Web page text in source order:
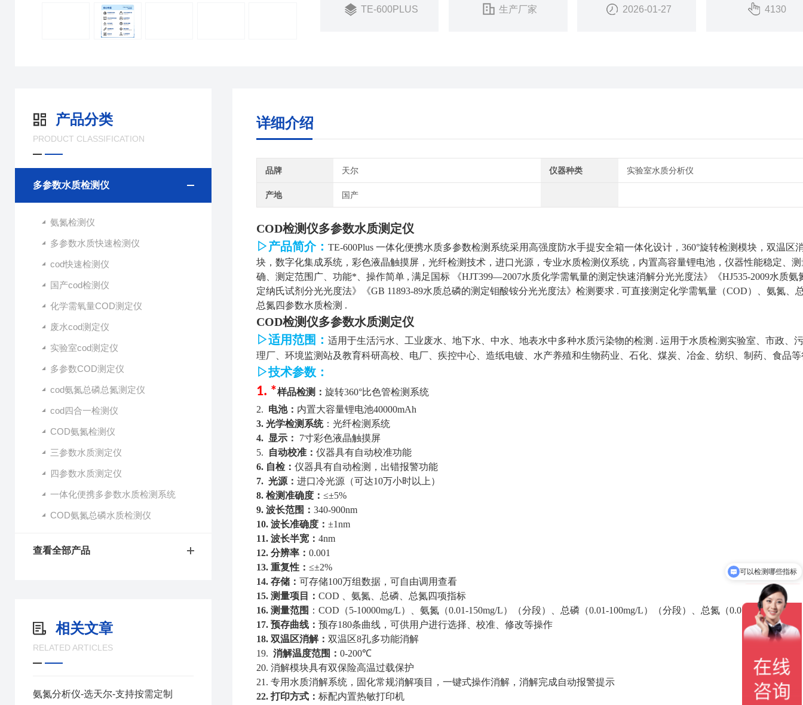
TE-600PLUS 生产厂家 2026-01-27 4130
产品分类
PRODUCT CLASSIFICATION
多参数水质检测仪
氨氮检测仪
多参数水质快速检测仪
cod快速检测仪
国产cod检测仪
化学需氧量COD测定仪
废水cod测定仪
实验室cod测定仪
多参数COD测定仪
cod氨氮总磷总氮测定仪
cod四合一检测仪
COD氨氮检测仪
三参数水质测定仪
四参数水质测定仪
一体化便携多参数水质检测系统
COD氨氮总磷水质检测仪
查看全部产品
相关文章
RELATED ARTICLES
氨氮分析仪-选天尔-支持按需定制
详细介绍
品牌 天尔 仪器种类 实验室水质分析仪
产地 国产
COD检测仪多参数水质测定仪
▷产品简介： TE-600Plus 一体化便携水质多参数检测系统采用高强度防水手提安全箱一体化设计，360°旋转检测模块，双温区
块，数字化集成系统，彩色液晶触摸屏，光纤检测技术，进口光源，专业水质检测仪系统，内置高容量锂电池，仪器性能稳定、
确、测定范围广、功能*、操作简单 , 满足国标
《HJT399—2007水质化学需氧量的测定快速消解分光光度法》《HJ535-2009水质氨
定纳氏试剂分光光度法》《GB 11893-89水质总磷的测定钼酸铵分光光度法》检测要求 . 可直接测定化学需氧量（COD）、氨氮、
总氮四参数水质检测 .
COD检测仪多参数水质测定仪
▷适用范围： 适用于生活污水、工业废水、地下水、中水、地表水中多种水质污染物的检测 . 运用于水质检测实验室、市政、
理厂、环境监测站及教育科研高校、电厂、疾控中心、造纸电镀、水产养殖和生物药业、石化、煤炭、冶金、纺织、制药、食品
▷技术参数：
1. *样品检测： 旋转360°比色管检测系统
2. 电池： 内置大容量锂电池40000mAh
3. 光学检测系统：光纤检测系统
4. 显示：
7寸彩色液晶触摸屏
5.
自动校准： 仪器具有自动校准功能
6. 自检： 仪器具有自动检测，出错报警功能
7. 光源： 进口冷光源（可达10万小时以上）
8. 检测准确度： ≤±5%
9. 波长范围： 340-900nm
10. 波长准确度： ±1nm
11. 波长半宽： 4nm
12. 分辨率： 0.001
13. 重复性： ≤±2%
14. 存储： 可存储100万组数据，可自由调用查看
15. 测量项目： COD 、氨氮、总磷、总氮四项指标
16. 测量范围 ： COD（5-10000mg/L）、氨氮（0.01-1 50mg/L） （分段） 、总磷（0.01-100mg/L） （分段） 、总氮（0.01- 100mg/L）
17. 预存曲线： 预存180条曲线，可供用户进行选择、校准、修改等操作
18. 双温区消解： 双温区8孔多功能消解
19. 消解温度范围： 0-200℃
20. 消解模块具有双保险高温过载保护
21. 专用水质消解系统，固化常规消解项目，一键式操作消解，消解完成自动报警提示
22. 打印方式： 标配内置热敏打印机
可以检测哪些指标